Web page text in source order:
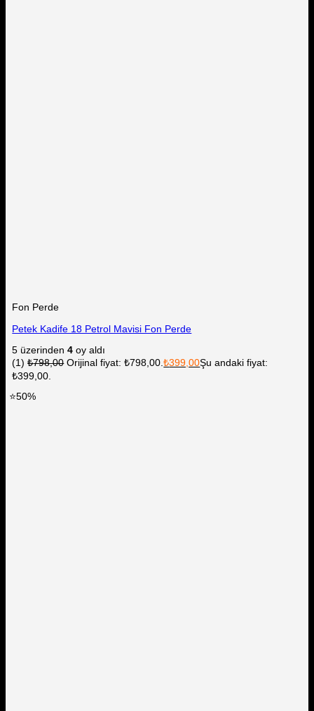
Fon Perde
Petek Kadife 18 Petrol Mavisi Fon Perde
5 üzerinden4 oy aldı
(1) ₺798,00 Orijinal fiyat: ₺798,00.₺399,00Şu andaki fiyat:
₺399,00.
⭐50%